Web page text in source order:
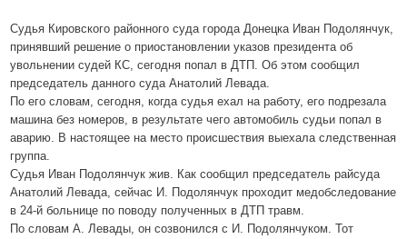
Судья Кировского районного суда города Донецка Иван Подолянчук,
принявший решение о приостановлении указов президента об
увольнении судей КС, сегодня попал в ДТП. Об этом сообщил
председатель данного суда Анатолий Левада.
По его словам, сегодня, когда судья ехал на работу, его подрезала
машина без номеров, в результате чего автомобиль судьи попал в
аварию. В настоящее на место происшествия выехала следственная
группа.
Судья Иван Подолянчук жив. Как сообщил председатель райсуда
Анатолий Левада, сейчас И. Подолянчук проходит медобследование
в 24-й больнице по поводу полученных в ДТП травм.
По словам А. Левады, он созвонился с И. Подолянчуком. Тот